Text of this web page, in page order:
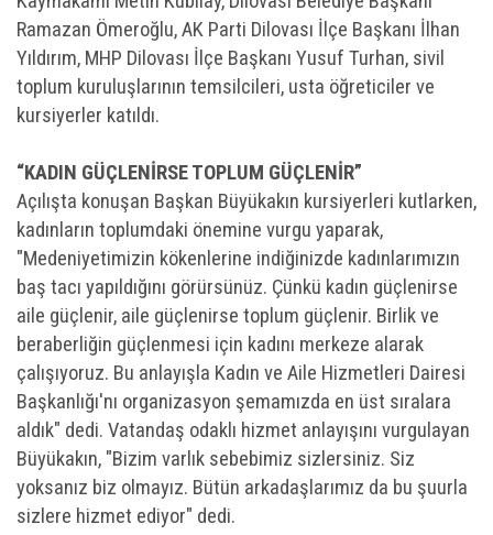
Ramazan Ömeroğlu, AK Parti Dilovası İlçe Başkanı İlhan
Yıldırım, MHP Dilovası İlçe Başkanı Yusuf Turhan, sivil
toplum kuruluşlarının temsilcileri, usta öğreticiler ve
kursiyerler katıldı.
“KADIN GÜÇLENİRSE TOPLUM GÜÇLENİR”
Açılışta konuşan Başkan Büyükakın kursiyerleri kutlarken,
kadınların toplumdaki önemine vurgu yaparak,
"Medeniyetimizin kökenlerine indiğinizde kadınlarımızın
baş tacı yapıldığını görürsünüz. Çünkü kadın güçlenirse
aile güçlenir, aile güçlenirse toplum güçlenir. Birlik ve
beraberliğin güçlenmesi için kadını merkeze alarak
çalışıyoruz. Bu anlayışla Kadın ve Aile Hizmetleri Dairesi
Başkanlığı'nı organizasyon şemamızda en üst sıralara
aldık" dedi. Vatandaş odaklı hizmet anlayışını vurgulayan
Büyükakın, "Bizim varlık sebebimiz sizlersiniz. Siz
yoksanız biz olmayız. Bütün arkadaşlarımız da bu şuurla
sizlere hizmet ediyor" dedi.